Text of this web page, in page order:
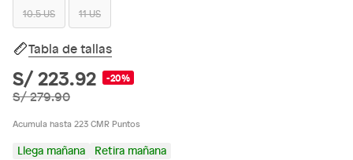
10.5 US 11 US
Tabla de tallas
S/ 223.92 -20%
S/ 279.90
Acumula hasta 223 CMR Puntos
Llega mañana Retira mañana